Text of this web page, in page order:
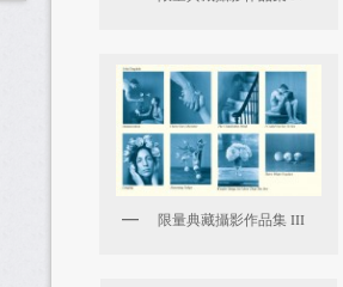
限量典藏攝影作品集 III